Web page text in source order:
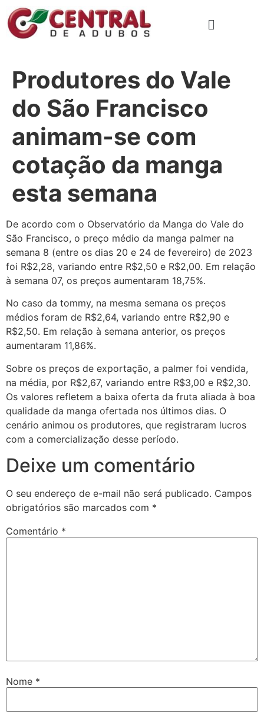
Produtores do Vale
do São Francisco
animam-se com
cotação da manga
esta semana
De acordo com o Observatório da Manga do Vale do
São Francisco, o preço médio da manga palmer na
semana 8 (entre os dias 20 e 24 de fevereiro) de 2023
foi R$2,28, variando entre R$2,50 e R$2,00. Em relação
à semana 07, os preços aumentaram 18,75%.
No caso da tommy, na mesma semana os preços
médios foram de R$2,64, variando entre R$2,90 e
R$2,50. Em relação à semana anterior, os preços
aumentaram 11,86%.
Sobre os preços de exportação, a palmer foi vendida,
na média, por R$2,67, variando entre R$3,00 e R$2,30.
Os valores refletem a baixa oferta da fruta aliada à boa
qualidade da manga ofertada nos últimos dias. O
cenário animou os produtores, que registraram lucros
com a comercialização desse período.
Deixe um comentário
O seu endereço de e-mail não será publicado. Campos
obrigatórios são marcados com *
Comentário *
Nome *